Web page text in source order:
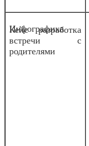
Инфографика
Кейс разработка
встречи с
родителями